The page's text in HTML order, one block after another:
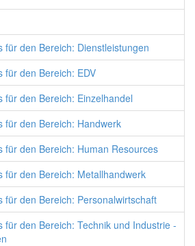
für den Bereich: Dienstleistungen
für den Bereich: EDV
für den Bereich: Einzelhandel
für den Bereich: Handwerk
für den Bereich: Human Resources
für den Bereich: Metallhandwerk
für den Bereich: Personalwirtschaft
für den Bereich: Technik und Industrie -